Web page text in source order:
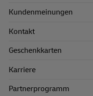
Kundenmeinungen
Kontakt
Geschenkkarten
Karriere
Partnerprogramm